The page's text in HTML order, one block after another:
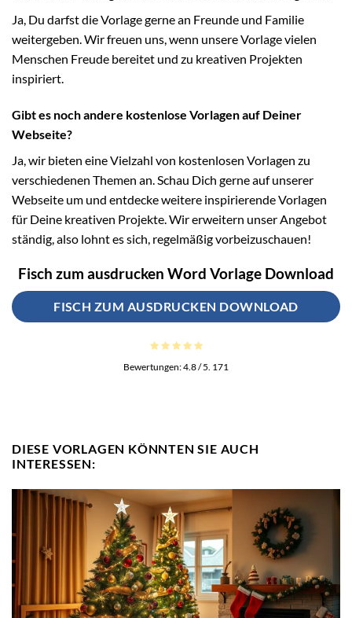
Ja, Du darfst die Vorlage gerne an Freunde und Familie
weitergeben. Wir freuen uns, wenn unsere Vorlage vielen
Menschen Freude bereitet und zu kreativen Projekten
inspiriert.
Gibt es noch andere kostenlose Vorlagen auf Deiner
Webseite?
Ja, wir bieten eine Vielzahl von kostenlosen Vorlagen zu
verschiedenen Themen an. Schau Dich gerne auf unserer
Webseite um und entdecke weitere inspirierende Vorlagen
für Deine kreativen Projekte. Wir erweitern unser Angebot
ständig, also lohnt es sich, regelmäßig vorbeizuschauen!
Fisch zum ausdrucken Word Vorlage Download
FISCH ZUM AUSDRUCKEN DOWNLOAD
Bewertungen:4.8/ 5. 171
DIESE VORLAGEN KÖNNTEN SIE AUCH
INTERESSEN: